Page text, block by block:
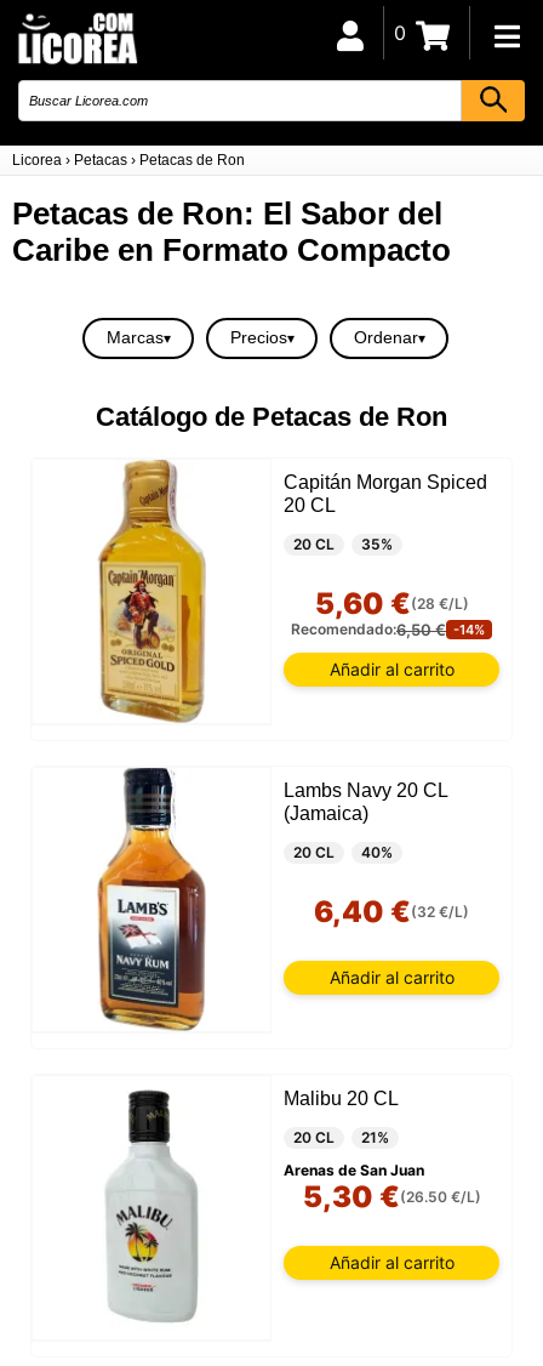
Licorea › Petacas › Petacas de Ron
0
Petacas de Ron: El Sabor del
Caribe en Formato Compacto
Marcas Precios Ordenar
Catálogo de Petacas de Ron
Capitán Morgan Spiced
20 CL
20 CL 35%
5,60 €(28 €/L)
Recomendado:6,50 € -14%
Añadir al carrito
Lambs Navy 20 CL
(Jamaica)
20 CL 40%
6,40 €(32 €/L)
Añadir al carrito
Malibu 20 CL
20 CL
21%
Arenas de San Juan
5,30 €(26.50 €/L)
Añadir al carrito